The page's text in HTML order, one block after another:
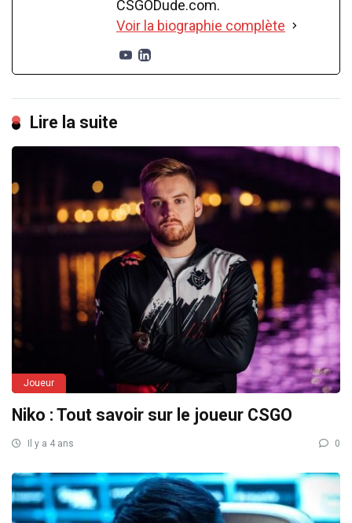
CSGODude.com.
Voir la biographie complète
Lire la suite
Joueur
Niko : Tout savoir sur le joueur CSGO
Il y a 4 ans 0